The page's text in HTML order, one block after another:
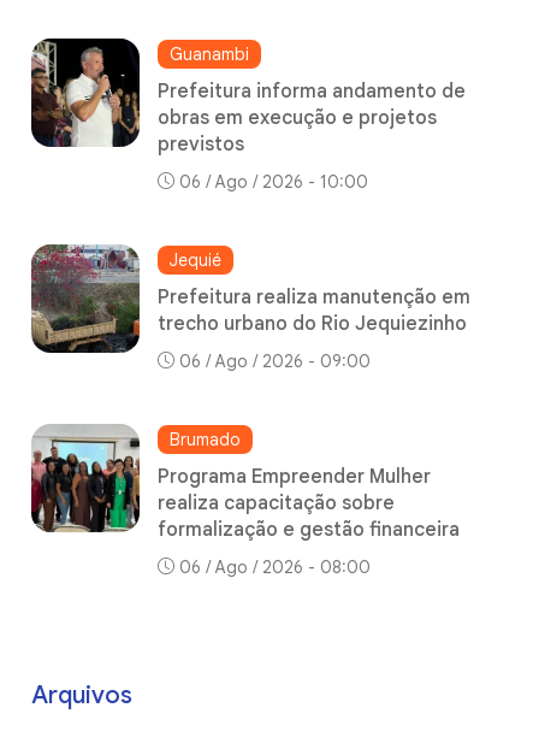
Guanambi
Prefeitura informa andamento de
obras em execução e projetos
previstos
06 / Ago / 2026 - 10:00
Jequié
Prefeitura realiza manutenção em
trecho urbano do Rio Jequiezinho
06 / Ago / 2026 - 09:00
Brumado
Programa Empreender Mulher
realiza capacitação sobre
formalização e gestão financeira
06 / Ago / 2026 - 08:00
Arquivos